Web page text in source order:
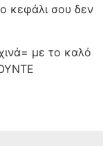
κεφάλι σου δεν
με το καλό